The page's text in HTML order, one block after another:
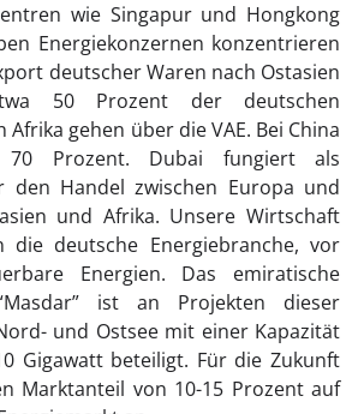
wie Singapur und Hongkong
Energiekonzernen konzentrieren
deutscher Waren nach Ostasien
50 Prozent der deutschen
Afrika gehen über die VAE. Bei China
Prozent. Dubai fungiert als
den Handel zwischen Europa und
und Afrika. Unsere Wirtschaft
die deutsche Energiebranche, vor
Energien. Das emiratische
ist an Projekten dieser
und Ostsee mit einer Kapazität
Gigawatt beteiligt. Für die Zukunft
Marktanteil von 10-15 Prozent auf